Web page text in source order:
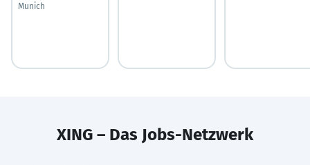
Munich
XING – Das Jobs-Netzwerk